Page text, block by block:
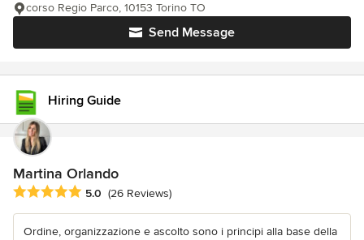
Send Message
corso Regio Parco, 10153 Torino TO
Hiring Guide
Martina Orlando
Average rating: 5 out of 5 stars
5.0 (26 Reviews)
Ordine, organizzazione e ascolto sono i principi alla base della